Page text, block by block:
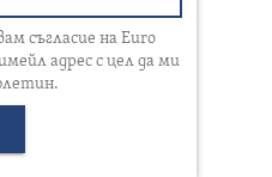
съгласие на Euro
адрес с цел да ми